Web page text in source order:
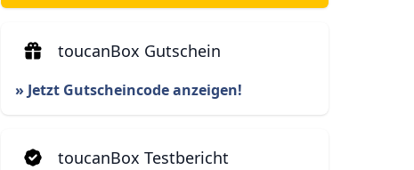
toucanBox Gutschein
» Jetzt Gutscheincode anzeigen!
toucanBox Testbericht